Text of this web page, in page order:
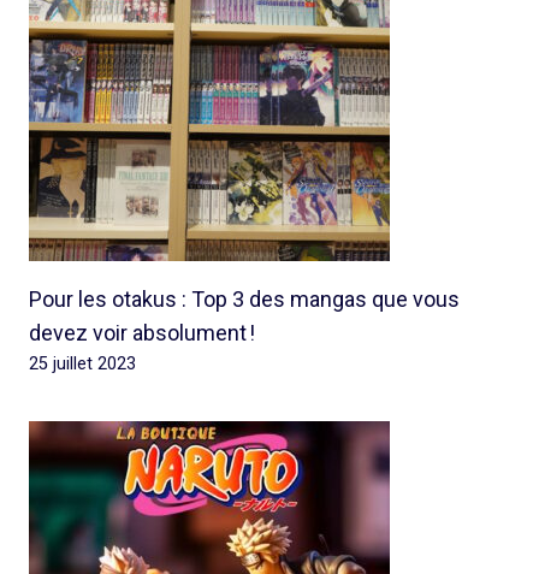
Pour les otakus : Top 3 des mangas que vous
devez voir absolument !
25 juillet 2023